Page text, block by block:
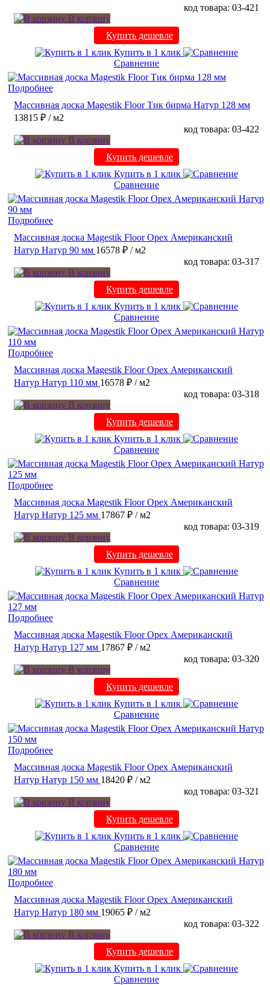
код товара: 03-421
В корзину
Купить дешевле
Купить в 1 клик
Сравнение
Подробнее
Массивная доска Magestik Floor Тик бирма Натур 128 мм
13815 ₽ / м2
код товара: 03-422
В корзину
Купить дешевле
Купить в 1 клик
Сравнение
Подробнее
Массивная доска Magestik Floor Орех Американский
Натур Натур 90 мм 16578 ₽ / м2
код товара: 03-317
В корзину
Купить дешевле
Купить в 1 клик
Сравнение
Подробнее
Массивная доска Magestik Floor Орех Американский
Натур Натур 110 мм 16578 ₽ / м2
код товара: 03-318
В корзину
Купить дешевле
Купить в 1 клик
Сравнение
Подробнее
Массивная доска Magestik Floor Орех Американский
Натур Натур 125 мм 17867 ₽ / м2
код товара: 03-319
В корзину
Купить дешевле
Купить в 1 клик
Сравнение
Подробнее
Массивная доска Magestik Floor Орех Американский
Натур Натур 127 мм 17867 ₽ / м2
код товара: 03-320
В корзину
Купить дешевле
Купить в 1 клик
Сравнение
Подробнее
Массивная доска Magestik Floor Орех Американский
Натур Натур 150 мм 18420 ₽ / м2
код товара: 03-321
В корзину
Купить дешевле
Купить в 1 клик
Сравнение
Подробнее
Массивная доска Magestik Floor Орех Американский
Натур Натур 180 мм 19065 ₽ / м2
код товара: 03-322
В корзину
Купить дешевле
Купить в 1 клик
Сравнение